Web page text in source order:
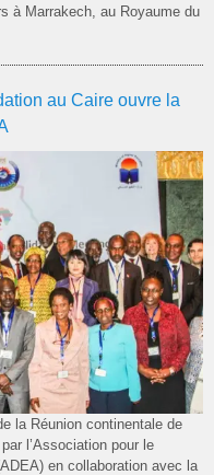
à Marrakech, au Royaume du
au Caire ouvre la
la Réunion continentale de
l’Association pour le
en collaboration avec la